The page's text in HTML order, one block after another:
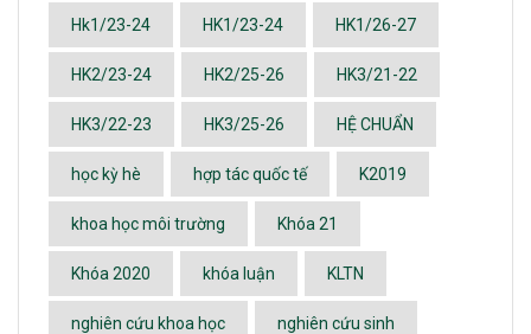
Hk1/23-24 HK1/23-24 HK1/26-27
HK2/23-24 HK2/25-26 HK3/21-22
HK3/22-23 HK3/25-26 HỆ CHUẨN
học kỳ hè hợp tác quốc tế K2019
khoa học môi trường Khóa 21
Khóa 2020 khóa luận KLTN
nghiên cứu khoa học nghiên cứu sinh